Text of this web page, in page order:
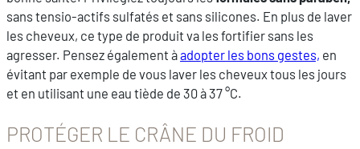
sans tensio-actifs sulfatés et sans silicones. En plus de laver
les cheveux, ce type de produit va les fortifier sans les
agresser. Pensez également àadopter les bons gestes, en
évitant par exemple de vous laver les cheveux tous les jours
et en utilisant une eau tiède de 30 à 37 °C.
PROTÉGER LE CRÂNE DU FROID